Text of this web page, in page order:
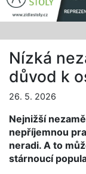
Nízká
důvod k
26. 5. 2026
Nejnižší
nepříjemnou
neradi. A to
stárnoucí